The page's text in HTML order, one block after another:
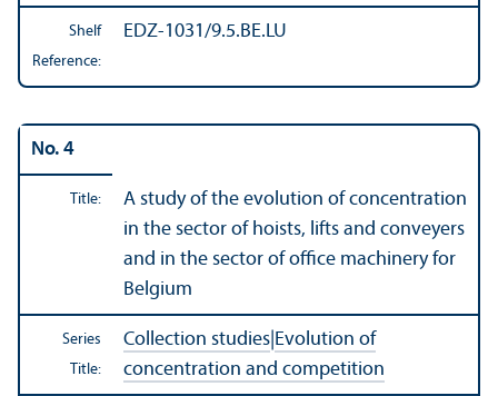
Shelf
Reference:
EDZ-1031/9.5.BE.LU
No. 4
Title:
A study of the evolution of concentration
in the sector of hoists, lifts and conveyers
and in the sector of office machinery for
Belgium
Series
Title:
Collection studies Evolution of
concentration and competition